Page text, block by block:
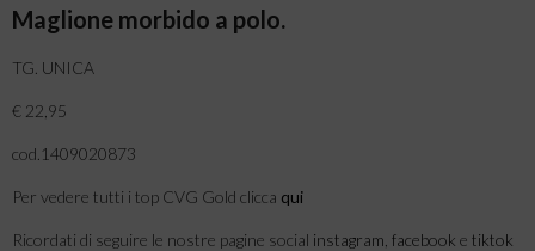
Maglione morbido a polo.
TG. UNICA
€ 22,95
cod.1409020873
Per vedere tutti i top CVG Gold clicca qui
Ricordati di seguire le nostre pagine social instagram facebook e tiktok